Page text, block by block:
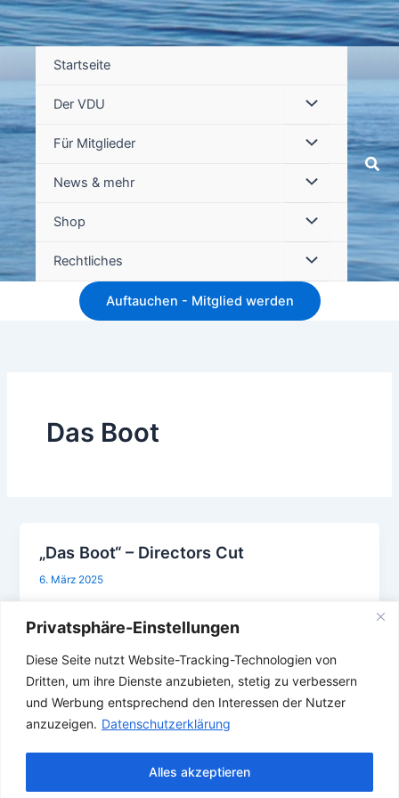
Privatsphäre-Einstellungen
Diese Seite nutzt Website-Tracking-Technologien von
Dritten, um ihre Dienste anzubieten, stetig zu verbessern
und Werbung entsprechend den Interessen der Nutzer
anzuzeigen. Datenschutzerklärung
Alles akzeptieren
Startseite
Der VDU
Für Mitglieder
News & mehr
Shop
Rechtliches
Auftauchen - Mitglied werden
Das Boot
„Das Boot“ – Directors Cut
6. März 2025
Wilhelmshaven? Und wann hab ihr zum letzten Mal
den Film im Kino gesehen??? Jetzt gibt es am 23.
März […]
Das Boot , Wilhelmshaven